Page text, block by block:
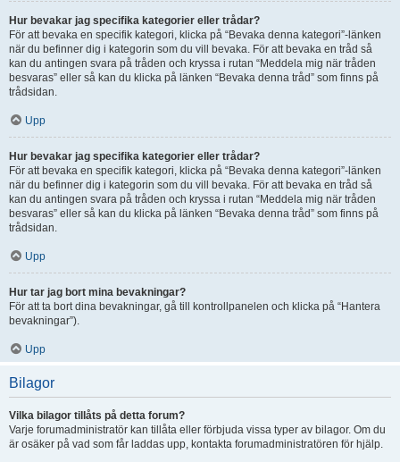
Hur bevakar jag specifika kategorier eller trådar?
För att bevaka en specifik kategori, klicka på “Bevaka denna kategori”-länken
när du befinner dig i kategorin som du vill bevaka. För att bevaka en tråd så
kan du antingen svara på tråden och kryssa i rutan “Meddela mig när tråden
besvaras” eller så kan du klicka på länken “Bevaka denna tråd” som finns på
trådsidan.
Upp
Hur bevakar jag specifika kategorier eller trådar?
För att bevaka en specifik kategori, klicka på “Bevaka denna kategori”-länken
när du befinner dig i kategorin som du vill bevaka. För att bevaka en tråd så
kan du antingen svara på tråden och kryssa i rutan “Meddela mig när tråden
besvaras” eller så kan du klicka på länken “Bevaka denna tråd” som finns på
trådsidan.
Upp
Hur tar jag bort mina bevakningar?
För att ta bort dina bevakningar, gå till kontrollpanelen och klicka på “Hantera
bevakningar”).
Upp
Bilagor
Vilka bilagor tillåts på detta forum?
Varje forumadministratör kan tillåta eller förbjuda vissa typer av bilagor. Om du
är osäker på vad som får laddas upp, kontakta forumadministratören för hjälp.